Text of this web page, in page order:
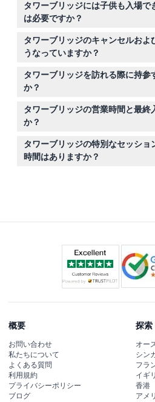
す。
マビューが楽しめるガラス床の
を歩き、ヴィクトリア時代の蒸気
るヴィクトリアンエンジンルーム
す。
タワーブリッジには子供も入場で
は必要ですか？
0歳から4歳までの子供は無料で
15歳までの子供は有料の大人の
ットを利用する場合は、入場時に
す。
タワーブリッジのキャンセルおよ
うなっていますか？
タワーブリッジのチケットは返金
せんので、ご購入前に計画をよく
タワーブリッジを訪れる際に持参
か？
学生チケットをお持ちの場合は有
床や階段の散策に適した靴を履い
アもあるため、天候に合わせた服
タワーブリッジの営業時間と最終
か？
タワーブリッジは毎日9時30分か
最終入場は17時です（変更にな
約の際にご確認ください）。
タワーブリッジの特別なセッショ
時間はありますか？
概要
お問い合わせ
私たちについて
よくある質問
利用規約
プライバシーポリシー
ブログ
探索
オー
シン
フラ
イギ
香港
アメ